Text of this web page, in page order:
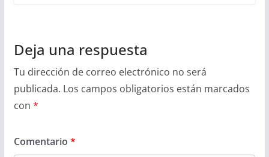
Deja una respuesta
Tu dirección de correo electrónico no será
publicada. Los campos obligatorios están marcados
con *
Comentario *